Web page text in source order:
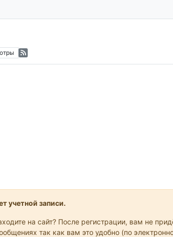
учетной записи.
на сайт? После регистрации, вам не
так как вам это удобно (по